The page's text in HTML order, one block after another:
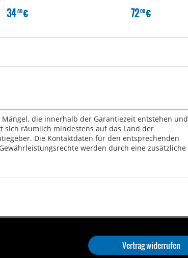
3480€ 7200€
die innerhalb der Garantiezeit entstehen und
sich räumlich mindestens auf das Land der
Die Kontaktdaten für den entsprechenden
werden durch eine zusätzliche
Vertrag widerrufen